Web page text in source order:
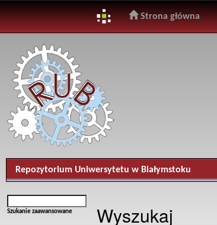
navigation
Strona główna
Repozytorium Uniwersytetu w Białymstoku
Szukanie zaawansowane Wyszukaj